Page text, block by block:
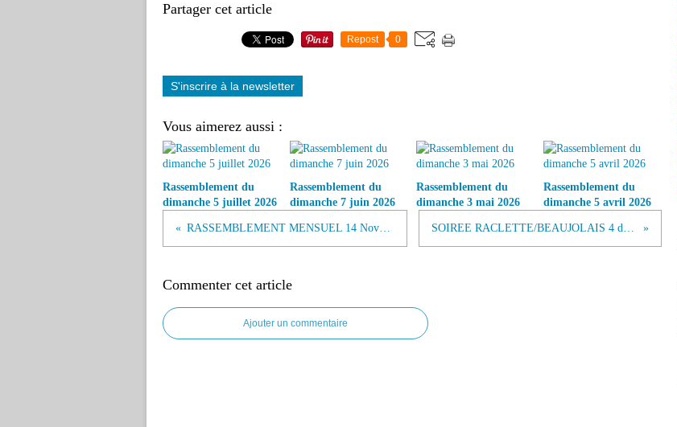
Partager cet article
Repost 0
S'inscrire à la newsletter
Vous aimerez aussi :
Rassemblement du
dimanche 5 juillet 2026
Rassemblement du
dimanche 7 juin 2026
Rassemblement du
dimanche 3 mai 2026
Rassemblement du
dimanche 5 avril 2026
RASSEMBLEMENT MENSUEL 14 Novembre 2021 SOIREE RACLETTE/BEAUJOLAIS 4 décembre 21
Commenter cet article
Ajouter un commentaire